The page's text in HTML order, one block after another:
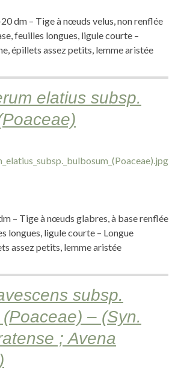
dm – Tige à nœuds velus, non renflée
feuilles longues, ligule courte –
épillets assez petits, lemme aristée
elatius subsp.
– Tige à nœuds glabres, à base renflée
longues, ligule courte – Longue
assez petits, lemme aristée
subsp.
– (Syn.
; Avena